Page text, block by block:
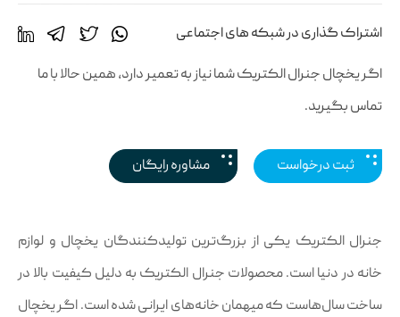
اشتراک گذاری در شبکه های اجتماعی
اگر یخچال جنرال الکتریک شما نیاز به تعمیر دارد، همین حالا با ما
تماس بگیرید.
ثبت درخواست مشاوره رایگان
جنرال الکتریک یکی از بزرگ‌ترین تولیدکنندگان یخچال و لوازم
خانه در دنیا است. محصولات جنرال الکتریک به دلیل کیفیت بالا در
ساخت سال‌هاست که میهمان خانه‌های ایرانی شده است. اگر یخچال